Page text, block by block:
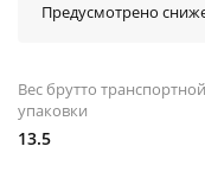
Предусмотрено
Вес брутто транспортной
упаковки
13.5